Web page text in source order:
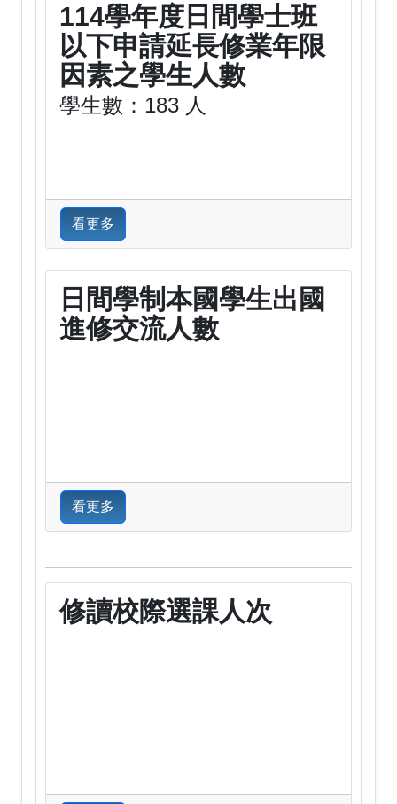
114學年度日間學士班
以下申請延長修業年限
因素之學生人數
學生數：183 人
看更多
日間學制本國學生出國
進修交流人數
看更多
修讀校際選課人次